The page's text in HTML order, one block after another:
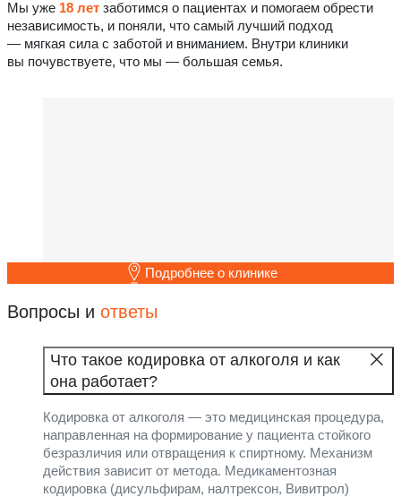
Мы уже 18 лет заботимся о пациентах и помогаем обрести
независимость, и поняли, что самый лучший подход
— мягкая сила с заботой и вниманием. Внутри клиники
вы почувствуете, что мы — большая семья.
Подробнее о клинике
Вопросы и ответы
Что такое кодировка от алкоголя и как
она работает?
Кодировка от алкоголя — это медицинская процедура,
направленная на формирование у пациента стойкого
безразличия или отвращения к спиртному. Механизм
действия зависит от метода. Медикаментозная
кодировка (дисульфирам, налтрексон, Вивитрол)